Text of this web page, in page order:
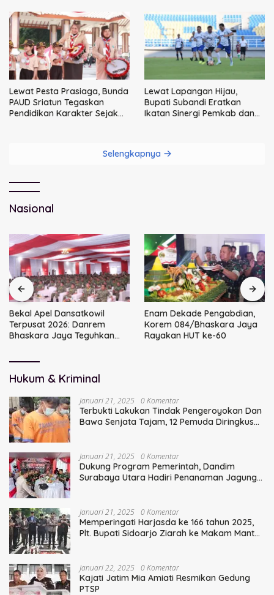
Lewat Pesta Prasiaga, Bunda
PAUD Sriatun Tegaskan
Pendidikan Karakter Sejak
Lewat Lapangan Hijau,
Bupati Subandi Eratkan
Ikatan Sinergi Pemkab dan
Selengkapnya
Nasional
Bekal Apel Dansatkowil
Terpusat 2026: Danrem
Bhaskara Jaya Teguhkan
Enam Dekade Pengabdian,
Korem 084/Bhaskara Jaya
Rayakan HUT ke-60
Hukum & Kriminal
Januari 21, 2025 0 Komentar
Terbukti Lakukan Tindak Pengeroyokan Dan
Bawa Senjata Tajam, 12 Pemuda Diringkus
Januari 21, 2025 0 Komentar
Dukung Program Pemerintah, Dandim
Surabaya Utara Hadiri Penanaman Jagung
Januari 21, 2025 0 Komentar
Memperingati Harjasda ke 166 tahun 2025,
Plt. Bupati Sidoarjo Ziarah ke Makam Mantan
Januari 22, 2025 0 Komentar
Kajati Jatim Mia Amiati Resmikan Gedung
PTSP